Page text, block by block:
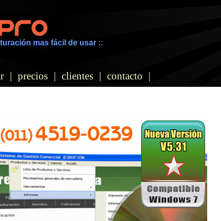
mas fácil de usar ::
| precios| clientes| contacto |